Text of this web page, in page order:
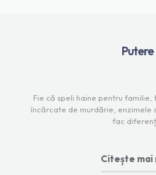
Putere
Fie că speli haine pentru
încărcate de murdărie, enzimele
fac
Citește mai